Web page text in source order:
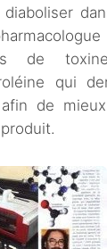
de
qui
de